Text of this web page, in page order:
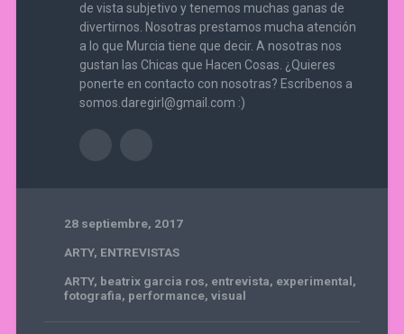
de vista subjetivo y tenemos muchas ganas de
divertirnos. Nosotras prestamos mucha atención
a lo que Murcia tiene que decir. A nosotras nos
gustan las Chicas que Hacen Cosas. ¿Quieres
ponerte en contacto con nosotras? Escríbenos a
somos.daregirl@gmail.com :)
28 septiembre, 2017
ARTY, ENTREVISTAS
ARTY, beatrix garcia ros, entrevista, experimental,
fotografia, performance, visual